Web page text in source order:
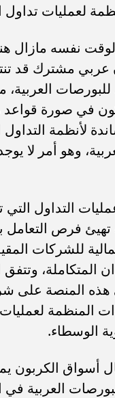
لعمليات تداول
نفسه مازال
عربي مشترك قد
العربية،
في صورة
لأنظمة
وهو أمر لا
التداول التي
فرص التعامل
للشركات
المتكاملة،
المنصة على
المنظمة
الوسطاء.
أسواق الكربون
العربية في